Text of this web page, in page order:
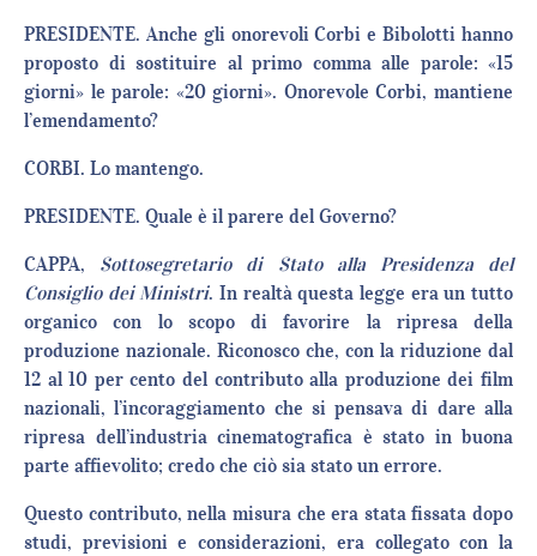
PRESIDENTE. Anche gli onorevoli Corbi e Bibolotti hanno
proposto di sostituire al primo comma alle parole: «15
giorni» le parole: «20 giorni». Onorevole Corbi, mantiene
l’emendamento?
CORBI. Lo mantengo.
PRESIDENTE. Quale è il parere del Governo?
CAPPA, Sottosegretario di Stato alla Presidenza del
Consiglio dei Ministri. In realtà questa legge era un tutto
organico con lo scopo di favorire la ripresa della
produzione nazionale. Riconosco che, con la riduzione dal
12 al 10 per cento del contributo alla produzione dei film
nazionali, l’incoraggiamento che si pensava di dare alla
ripresa dell’industria cinematografica è stato in buona
parte affievolito; credo che ciò sia stato un errore.
Questo contributo, nella misura che era stata fissata dopo
studi, previsioni e considerazioni, era collegato con la